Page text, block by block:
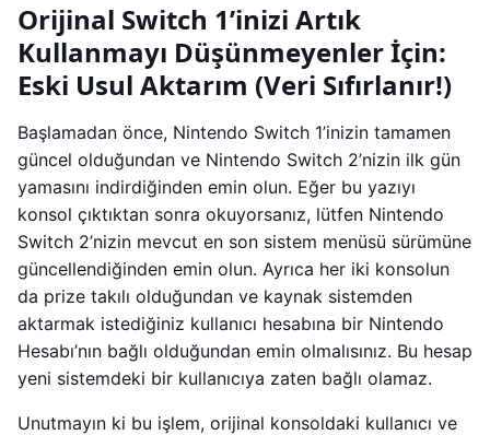
Orijinal Switch 1’inizi Artık
Kullanmayı Düşünmeyenler İçin:
Eski Usul Aktarım (Veri Sıfırlanır!)
Başlamadan önce, Nintendo Switch 1’inizin tamamen
güncel olduğundan ve Nintendo Switch 2’nizin ilk gün
yamasını indirdiğinden emin olun. Eğer bu yazıyı
konsol çıktıktan sonra okuyorsanız, lütfen Nintendo
Switch 2’nizin mevcut en son sistem menüsü sürümüne
güncellendiğinden emin olun. Ayrıca her iki konsolun
da prize takılı olduğundan ve kaynak sistemden
aktarmak istediğiniz kullanıcı hesabına bir Nintendo
Hesabı’nın bağlı olduğundan emin olmalısınız. Bu hesap
yeni sistemdeki bir kullanıcıya zaten bağlı olamaz.
Unutmayın ki bu işlem, orijinal konsoldaki kullanıcı ve